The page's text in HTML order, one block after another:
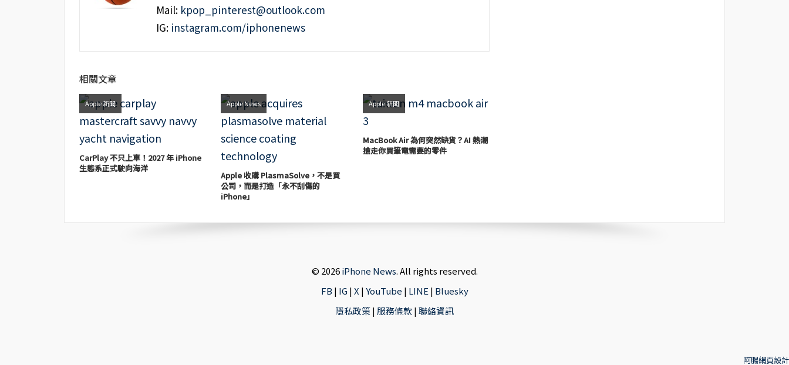
Mail: kpop_pinterest@outlook.com
IG: instagram.com/iphonenews
相關文章
Apple 新聞
CarPlay 不只上車！2027 年 iPhone
生態系正式駛向海洋
Apple News
Apple 收購 PlasmaSolve，不是買
公司，而是打造「永不刮傷的
iPhone」
Apple 新聞
MacBook Air 為何突然缺貨？AI 熱潮
搶走你買筆電需要的零件
© 2026iPhone News. All rights reserved.
FB | IG|X |YouTube | LINE | Bluesky
隱私政策| 服務條款|聯絡資訊
阿腸網頁設計